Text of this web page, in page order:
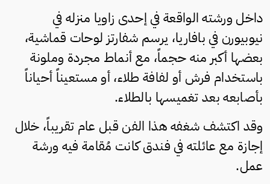
داخل ورشته الواقعة في إحدى زاويا منزله في
نيوبيورن في بافاريا، يرسم شفارتز لوحات قماشية،
بعضها أكبر منه حجماً، مع أنماط مجردة وملونة
باستخدام فرش أو لفافة طلاء، أو مستعيناً أحياناً
بأصابعه بعد تغميسها بالطلاء.
وقد اكتشف شغفه هذا الفن قبل عام تقريباً، خلال
إجازة مع عائلته في فندق كانت مُقامة فيه ورشة
عمل.